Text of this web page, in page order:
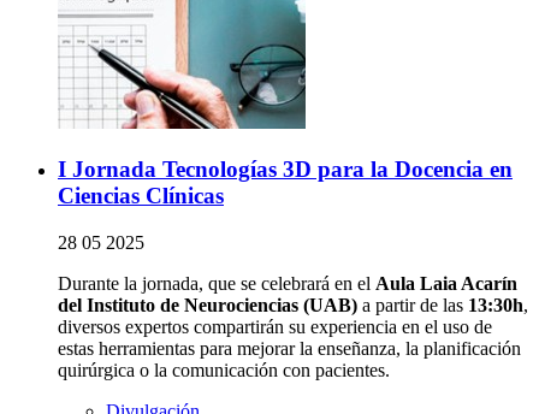
I Jornada Tecnologías 3D para la Docencia en
Ciencias Clínicas
28 05 2025
Durante la jornada, que se celebrará en el Aula Laia Acarín
del Instituto de Neurociencias (UAB) a partir de las 13:30h,
diversos expertos compartirán su experiencia en el uso de
estas herramientas para mejorar la enseñanza, la planificación
quirúrgica o la comunicación con pacientes.